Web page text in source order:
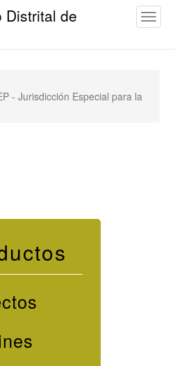
Distrital de
- Jurisdicción Especial para la